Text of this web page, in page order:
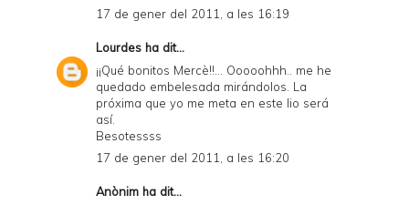
17 de gener del 2011, a les 16:19
Lourdes ha dit...
¡¡Qué bonitos Mercè!!... Ooooohhh.. me he
quedado embelesada mirándolos. La
próxima que yo me meta en este lio será
así.
Besotessss
17 de gener del 2011, a les 16:20
Anònim ha dit...